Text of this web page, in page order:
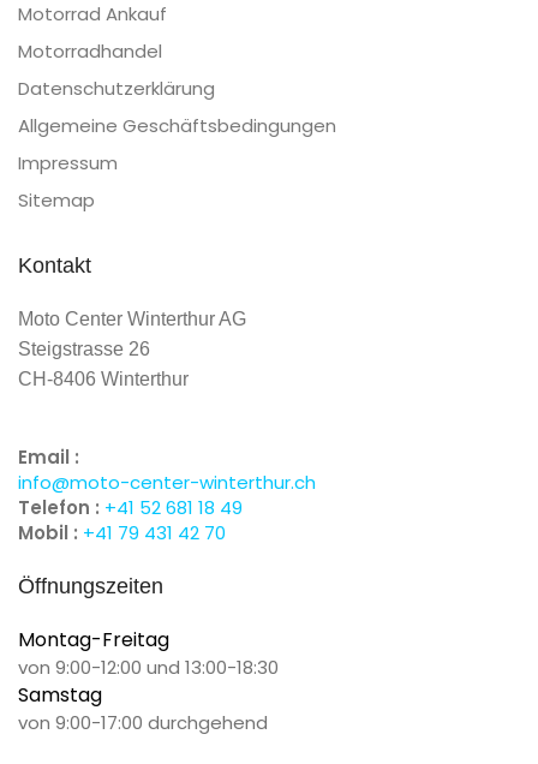
Motorrad Ankauf
Motorradhandel
Datenschutzerklärung
Allgemeine Geschäftsbedingungen
Impressum
Sitemap
Kontakt
Moto Center Winterthur AG
Steigstrasse 26
CH-8406 Winterthur
Email :
info@moto-center-winterthur.ch
Telefon : +41 52 681 18 49
Mobil : +41 79 431 42 70
Öffnungszeiten
Montag-Freitag
von 9:00-12:00 und 13:00-18:30
Samstag
von 9:00-17:00 durchgehend